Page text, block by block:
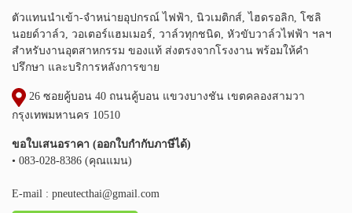
ตัวแทนนำเข้า-จำหน่ายอุปกรณ์ ไฟฟ้า, นิวเมติกส์, ไฮดรอลิก, โซลิ
นอยด์วาล์ว, วอเตอร์แฮมเมอร์, วาล์วทุกชนิด, หัวขับวาล์วไฟฟ้า ฯลฯ
สำหรับงานอุตสาหกรรม ของแท้ ส่งตรงจากโรงงาน พร้อมให้คำ
ปรึกษา และบริการหลังการขาย
26 ซอยคู้บอน 40 ถนนคู้บอน แขวงบางชัน เขตคลองสามวา
กรุงเทพมหานคร 10510
ขอใบเสนอราคา (ออกใบกำกับภาษีได้)
• 083-028-8386 (คุณแมน)
E-mail : pneutecthai@gmail.com